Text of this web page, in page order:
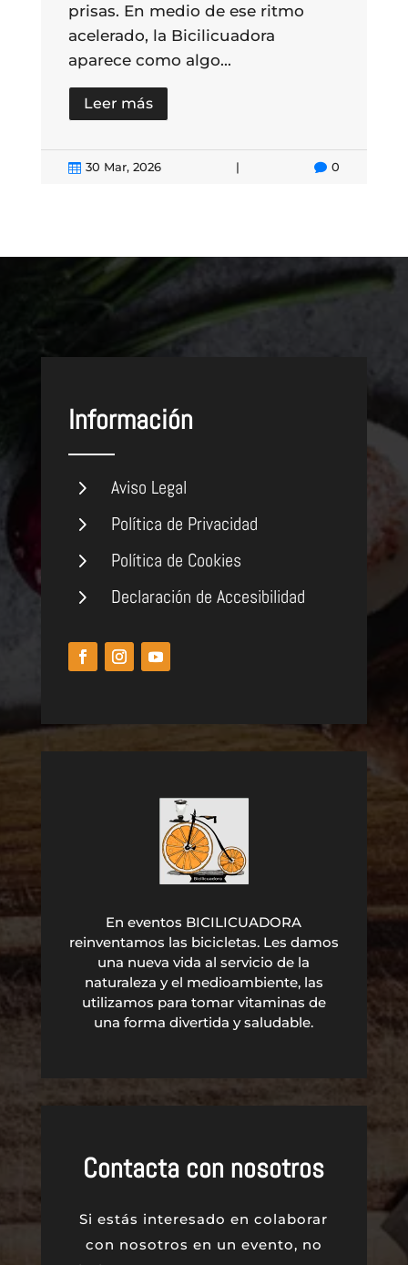
prisas. En medio de ese ritmo
acelerado, la Bicilicuadora
aparece como algo...
Leer más
 30 Mar, 2026 |  0
Información
5 Aviso Legal
5 Política de Privacidad
5 Política de Cookies
5 Declaración de Accesibilidad
En eventos BICILICUADORA
reinventamos las bicicletas. Les damos
una nueva vida al servicio de la
naturaleza y el medioambiente, las
utilizamos para tomar vitaminas de
una forma divertida y saludable.
Contacta con nosotros
Si estás interesado en colaborar
con nosotros en un evento, no